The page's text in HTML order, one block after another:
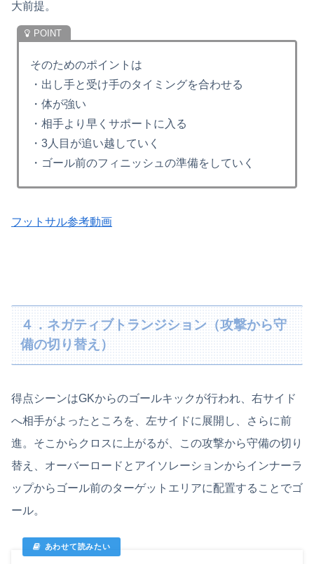
大前提。
そのためのポイントは
・出し手と受け手のタイミングを合わせる
・体が強い
・相手より早くサポートに入る
・3人目が追い越していく
・ゴール前のフィニッシュの準備をしていく
フットサル参考動画
４．ネガティブトランジション（攻撃から守
備の切り替え）
得点シーンはGKからのゴールキックが行われ、右サイド
へ相手がよったところを、左サイドに展開し、さらに前
進。そこからクロスに上がるが、この攻撃から守備の切り
替え、オーバーロードとアイソレーションからインナーラ
ップからゴール前のターゲットエリアに配置することでゴ
ール。